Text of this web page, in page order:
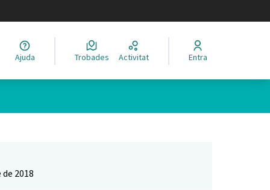
Elegir el idioma
Ajuda Trobades Activitat Entra
2018